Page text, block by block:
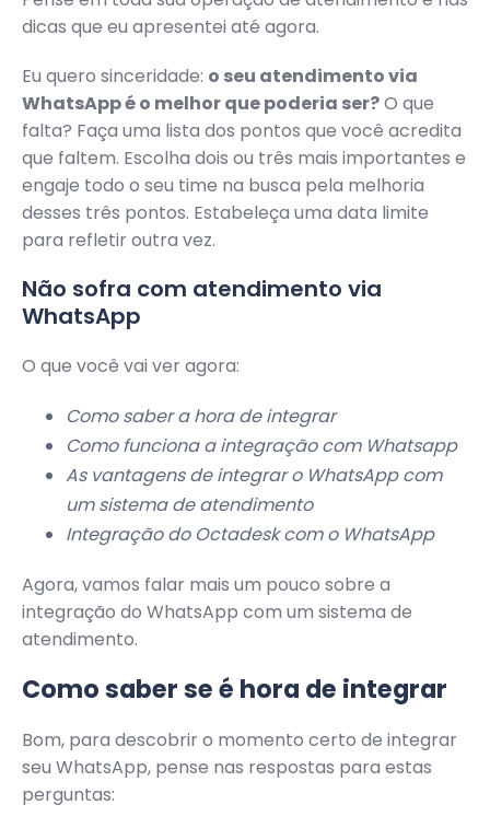
dicas que eu apresentei até agora.
Eu quero sinceridade: o seu atendimento via
WhatsApp é o melhor que poderia ser?O que
falta? Faça uma lista dos pontos que você acredita
que faltem. Escolha dois ou três mais importantes e
engaje todo o seu time na busca pela melhoria
desses três pontos. Estabeleça uma data limite
para refletir outra vez.
Não sofra com atendimento via
WhatsApp
O que você vai ver agora:
Como saber a hora de integrar
Como funciona a integração com Whatsapp
As vantagens de integrar o WhatsApp com
um sistema de atendimento
Integração do Octadesk com o WhatsApp
Agora, vamos falar mais um pouco sobre a
integração do WhatsApp com um sistema de
atendimento.
Como saber se é hora de integrar
Bom, para descobrir o momento certo de integrar
seu WhatsApp, pense nas respostas para estas
perguntas: